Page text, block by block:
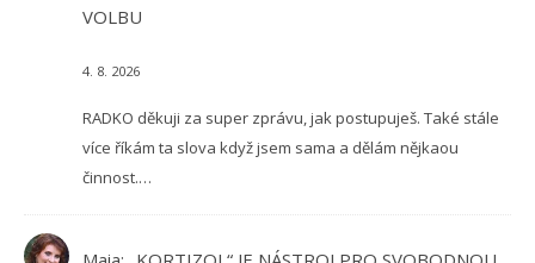
VOLBU
4. 8. 2026
RADKO děkuji za super zprávu, jak postupuješ. Také stále
více říkám ta slova když jsem sama a dělám nějkaou
činnost.…